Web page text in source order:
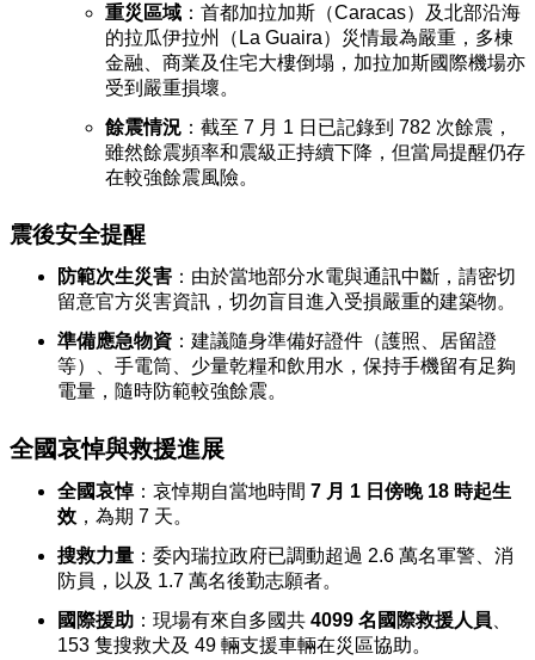
重災區域 ：首都加拉加斯（Caracas）及北部沿海
的拉瓜伊拉州（La Guaira）災情最為嚴重，多棟
金融、商業及住宅大樓倒塌，加拉加斯國際機場亦
受到嚴重損壞。
餘震情況 ：截至 7 月 1 日已記錄到 782 次餘震，
雖然餘震頻率和震級正持續下降，但當局提醒仍存
在較強餘震風險。
震後安全提醒
防範次生災害 ：由於當地部分水電與通訊中斷，請密切
留意官方災害資訊，切勿盲目進入受損嚴重的建築物。
準備應急物資 ：建議隨身準備好證件（護照、居留證
等）、手電筒、少量乾糧和飲用水，保持手機留有足夠
電量，隨時防範較強餘震。
全國哀悼與救援進展
全國哀悼：哀悼期自當地時間 7 月 1 日傍晚 18 時起生
效 ，為期 7 天。
搜救力量 ：委內瑞拉政府已調動超過 2.6 萬名軍警、消
防員，以及 1.7 萬名後勤志願者。
國際援助 ：現場有來自多國共 4099 名國際救援人員
153 隻搜救犬及 49 輛支援車輛在災區協助。